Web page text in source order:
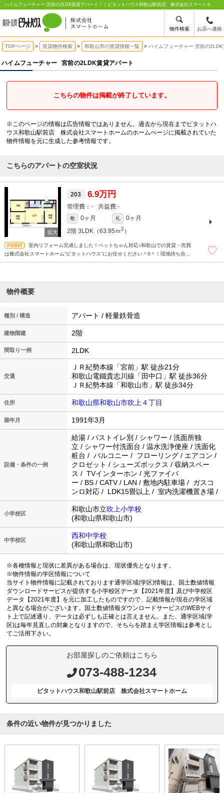
物件検索 お店へ連絡
ハイムフューチャー 宮前の2LDK賃貸アパート！｜ピタットハウス和歌山駅前店 株式会社スマートホーム
TOPページ 賃貸物件検索 和歌山市の賃貸情報一覧 ハイムフューチャー 宮前の
ハイムフューチャー 宮前の2LDK賃貸アパート
こちらの物件は掲載が終了しています。
※このページの情報は広告情報ではありません。過去から現在までピタットハ
ウス和歌山駅前店 株式会社スマートホームのホームぺージに掲載されていた
物件情報を元に生成した参考情報です。
こちらのアパートの空室状況
203 6.9万円
- -
敷 0ヶ月 礼
0ヶ月
2階 3LDK（63.95ｍ2 ）
室内リフォーム完成しました！ペットちゃん対応♪和歌山での賃貸・売買
は株式会社スマートホーム”ピタットハウス”にお任せください＾0＾！現地待ち合わ
物件概要
種別 / 構造 アパート / 軽量鉄骨造
建物階建 2階
間取り一例 2LDK
交通
ＪＲ紀勢本線「宮前」駅 徒歩21分
和歌山電鐵貴志川線「田中口」駅 徒歩36分
ＪＲ紀勢本線「和歌山市」駅 徒歩34分
住所 和歌山県和歌山市吹上４丁目
築年月 1991年3月
設備・条件の一例
給湯 / バストイレ別 / シャワー / 洗面所独
立 / シャワー付洗面台 / 温水洗浄便座 / 洗面化
粧台 / バルコニー / フローリング / エアコン /
クロゼット / シューズボックス / 収納スペー
ス / TVインターホン / 光ファイバ
ー / BS / CATV / LAN / 敷地内駐車場 / ガスコ
ンロ対応 / LDK15畳以上 / 室内洗濯機置き場 /
小学校区
和歌山市立吹上小学校
(和歌山県和歌山市)
中学校区
西和中学校
(和歌山県和歌山市)
※各種情報と現状に差異がある場合は、現状優先となります。
※物件情報の学区情報について
当サイト物件情報に記載されております通学区域(学区)情報は、国土数値情報
ダウンロードサービスが提供する小学校区データ【2021年度】及び中学校区
データ【2021年度】を元に加工したものですので、記載情報が現在の学区域
と異なる場合がございます。国土数値情報ダウンロードサービスのWEBサイ
ト上で記述通り、データは必ずしも正確とは言えません。また、通学区域(学
区)は毎年見直しの対象となりますので、そちらを踏まえ学区情報は参考とし
てご活用下さい。
お部屋探しのご依頼はこちら
073-488-1234
ピタットハウス和歌山駅前店 株式会社スマートホーム
条件の近い物件が見つかりました